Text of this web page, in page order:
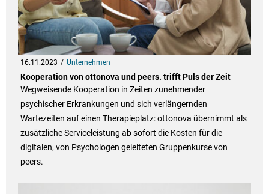
16.11.2023 Unternehmen
Kooperation von ottonova und peers. trifft Puls der Zeit
Wegweisende Kooperation in Zeiten zunehmender
psychischer Erkrankungen und sich verlängernden
Wartezeiten auf einen Therapieplatz: ottonova übernimmt als
zusätzliche Serviceleistung ab sofort die Kosten für die
digitalen, von Psychologen geleiteten Gruppenkurse von
peers.